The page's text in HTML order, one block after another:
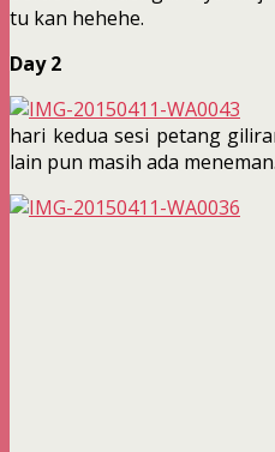
tu kan hehehe.
Day 2
hari kedua sesi petang
lain pun masih ada meneman.